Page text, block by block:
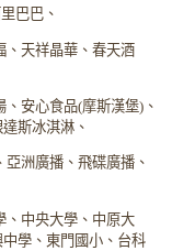
巴巴、
、天祥晶華、春天酒
安心食品(摩斯漢堡)、
斯冰淇淋、
洲廣播、飛碟廣播、
、中央大學、中原大
學、東門國小、台科